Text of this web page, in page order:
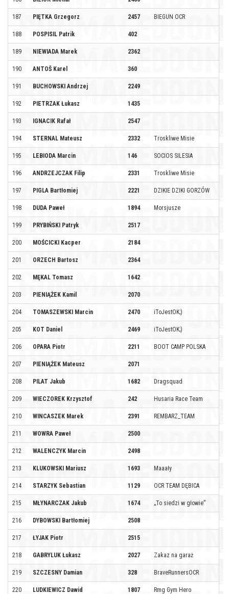
187 PIĘTKA Grzegorz 2457 BIEGUN OCR
188 POSPISIL Patrik 402
189 NIEWIADA Marek 2362
190 ANTOŠ Karel 360
191 BUCHOWSKI Andrzej 2249
192 PIETRZAK Łukasz 1435
193 IGNACIK Rafał 2547
194 STERNAL Mateusz 2332 Troskliwe Misie
195 LEBIODA Marcin 146 SOCIOS SILESIA
196 ANDRZEJCZAK Filip 2331 Troskliwe Misie
197 PIGLA Bartłomiej 2221 DZIKIE DZIKI GORZÓW
198 DUDA Paweł 1894 Morsjusze
199 PRYBIŃSKI Patryk 2517
200 MOŚCICKI Kacper 2184
201 ORZECH Bartosz 2364
202 MĘKAL Tomasz 1642
203 PIENIĄŻEK Kamil 2070
204 TOMASZEWSKI Marcin 2470 iToJestOK;)
205 KOT Daniel 2469 iToJestOK;)
206 OPARA Piotr 2211 BOOT CAMP POLSKA
207 PIENIĄŻEK Mateusz 2071
208 PILAT Jakub 1682 Dragsquad
209 WIECZOREK Krzysztof 242 Husaria Race Team
210 WINCASZEK Marek 2391 REMBARZ_TEAM
211 WOWRA Paweł 2500
212 WALENCZYK Marcin 2498
213 KLUKOWSKI Mariusz 1693 Maaały
214 STARZYK Sebastian 1129 OCR TEAM DĘBICA
215 MŁYNARCZAK Jakub 1674 „To siedzi w głowie”
216 DYBOWSKI Bartłomiej 2508
217 ŁYJAK Piotr 2515
218 GABRYLUK Łukasz 2027 Zakaz na garaż
219 SZCZESNY Damian 328 BraveRunnersOCR
220 LUDKIEWICZ Dawid 1807 Rmg Gym Hero